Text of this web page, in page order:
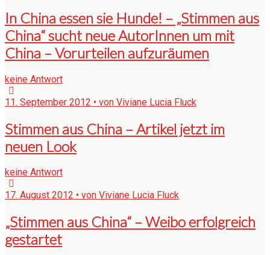
In China essen sie Hunde! – „Stimmen aus
China“ sucht neue AutorInnen um mit
China – Vorurteilen aufzuräumen
keine Antwort
11. September 2012 • von Viviane Lucia Fluck
Stimmen aus China – Artikel jetzt im
neuen Look
keine Antwort
17. August 2012 • von Viviane Lucia Fluck
„Stimmen aus China“ – Weibo erfolgreich
gestartet